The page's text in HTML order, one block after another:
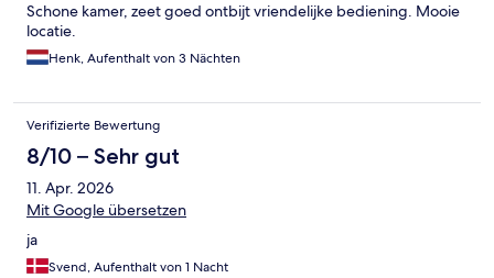
Schone kamer, zeet goed ontbijt vriendelijke bediening. Mooie
locatie.
Henk, Aufenthalt von 3 Nächten
Verifizierte Bewertung
8/10 – Sehr gut
11. Apr. 2026
Mit Google übersetzen
ja
Svend, Aufenthalt von 1 Nacht